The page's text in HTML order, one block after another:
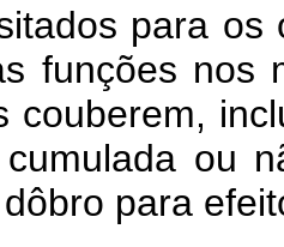
para
funções nos
couberem,
ou
para